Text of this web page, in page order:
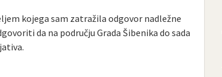
kojega sam zatražila odgovor nadležne
da na području Grada Šibenika do sada